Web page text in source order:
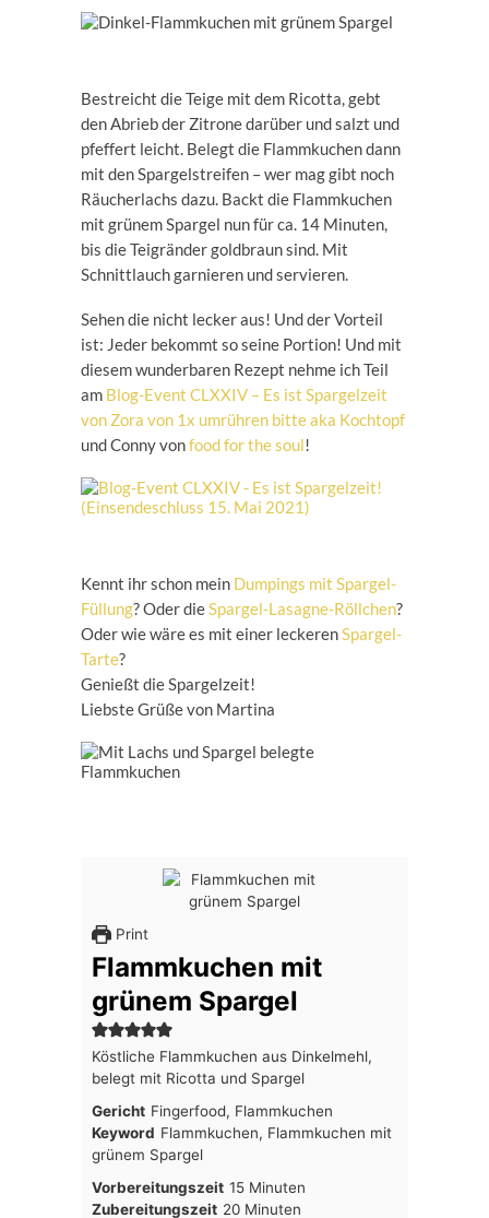
Bestreicht die Teige mit dem Ricotta, gebt
den Abrieb der Zitrone darüber und salzt und
pfeffert leicht. Belegt die Flammkuchen dann
mit den Spargelstreifen – wer mag gibt noch
Räucherlachs dazu. Backt die Flammkuchen
mit grünem Spargel nun für ca. 14 Minuten,
bis die Teigränder goldbraun sind. Mit
Schnittlauch garnieren und servieren.
Sehen die nicht lecker aus! Und der Vorteil
ist: Jeder bekommt so seine Portion! Und mit
diesem wunderbaren Rezept nehme ich Teil
am Blog-Event CLXXIV – Es ist Spargelzeit
von Zora von 1x umrühren bitte aka Kochtopf
und Conny vonfood for the soul!
Kennt ihr schon mein Dumpings mit Spargel-
Füllung? Oder dieSpargel-Lasagne-Röllchen?
Oder wie wäre es mit einer leckerenSpargel-
Tarte?
Genießt die Spargelzeit!
Liebste Grüße von Martina
Print
Flammkuchen mit
grünem Spargel
Köstliche Flammkuchen aus Dinkelmehl,
belegt mit Ricotta und Spargel
Gericht Fingerfood, Flammkuchen
Keyword Flammkuchen, Flammkuchen mit
grünem Spargel
Vorbereitungszeit 15Minuten
Minuten
Zubereitungszeit 20Minuten
Minuten